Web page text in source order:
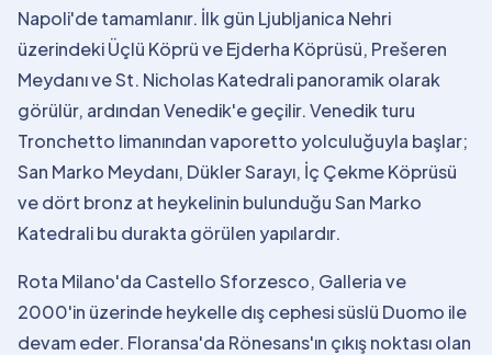
Napoli'de tamamlanır. İlk gün Ljubljanica Nehri
üzerindeki Üçlü Köprü ve Ejderha Köprüsü, Prešeren
Meydanı ve St. Nicholas Katedrali panoramik olarak
görülür, ardından Venedik'e geçilir. Venedik turu
Tronchetto limanından vaporetto yolculuğuyla başlar;
San Marko Meydanı, Dükler Sarayı, İç Çekme Köprüsü
ve dört bronz at heykelinin bulunduğu San Marko
Katedrali bu durakta görülen yapılardır.
Rota Milano'da Castello Sforzesco, Galleria ve
2000'in üzerinde heykelle dış cephesi süslü Duomo ile
devam eder. Floransa'da Rönesans'ın çıkış noktası olan